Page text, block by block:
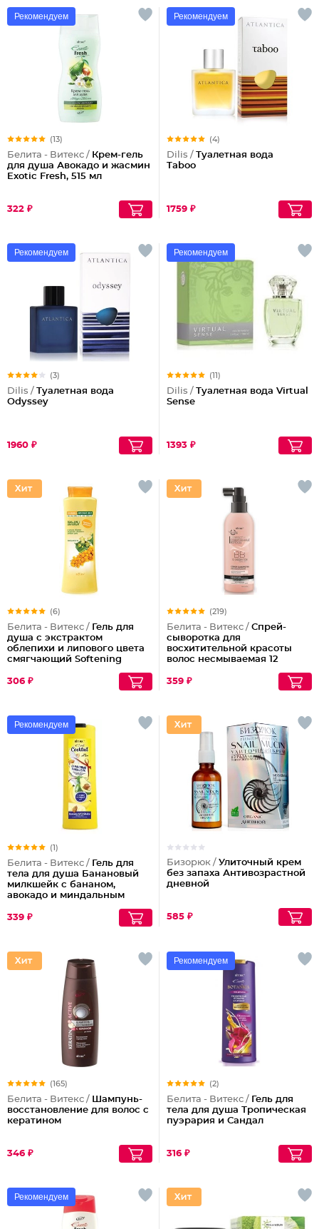
Рекомендуем
(13)
Белита - Витекс / Крем-гель
для душа Авокадо и жасмин
Exotic Fresh, 515 мл
322 ₽
Рекомендуем
(4)
Dilis / Туалетная вода
Taboo
1759 ₽
Рекомендуем
(3)
Dilis / Туалетная вода
Odyssey
1960 ₽
Рекомендуем
(11)
Dilis / Туалетная вода Virtual
Sense
1393 ₽
(6)
Белита - Витекс / Гель для
душа с экстрактом
облепихи и липового цвета
смягчающий Softening
306 ₽
(219)
Белита - Витекс / Спрей-
сыворотка для
восхитительной красоты
волос несмываемая 12
Волосы
359 ₽
Рекомендуем
(1)
Белита - Витекс / Гель для
тела для душа Банановый
милкшейк с бананом,
авокадо и миндальным
339 ₽
Бизорюк / Улиточный крем
без запаха Антивозрастной
дневной
585 ₽
(165)
Белита - Витекс / Шампунь-
восстановление для волос с
кератином
346 ₽
Рекомендуем
(2)
Белита - Витекс / Гель для
тела для душа Тропическая
пуэрария и Сандал
316 ₽
Рекомендуем